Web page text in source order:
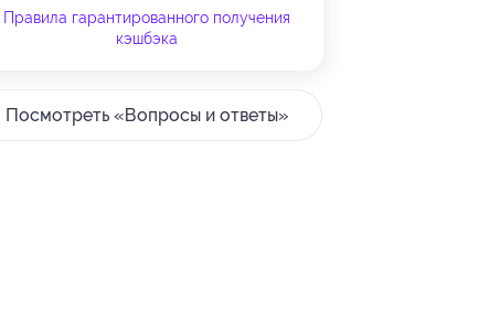
Правила гарантированного получения
кэшбэка
Посмотреть «Вопросы и ответы»